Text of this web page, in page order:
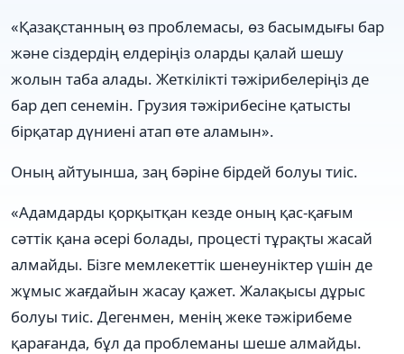
«Қазақстанның өз проблемасы, өз басымдығы бар
және сіздердің елдеріңіз оларды қалай шешу
жолын таба алады. Жеткілікті тәжірибелеріңіз де
бар деп сенемін. Грузия тәжірибесіне қатысты
бірқатар дүниені атап өте аламын».
Оның айтуынша, заң бәріне бірдей болуы тиіс.
«Адамдарды қорқытқан кезде оның қас-қағым
сәттік қана әсері болады, процесті тұрақты жасай
алмайды. Бізге мемлекеттік шенеуніктер үшін де
жұмыс жағдайын жасау қажет. Жалақысы дұрыс
болуы тиіс. Дегенмен, менің жеке тәжірибеме
қарағанда, бұл да проблеманы шеше алмайды.